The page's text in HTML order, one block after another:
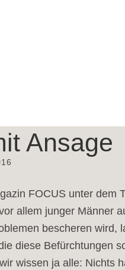
Ansage
FOCUS unter dem
allem junger Männer
bescheren
diese Befürchtungen
wissen ja alle: Nichts